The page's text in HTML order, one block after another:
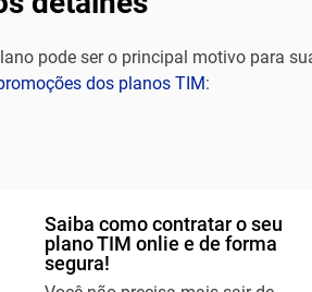
pode ser o principal motivo para
dos planos TIM:
Saiba como contratar o seu
plano TIM onlie e de forma
segura!